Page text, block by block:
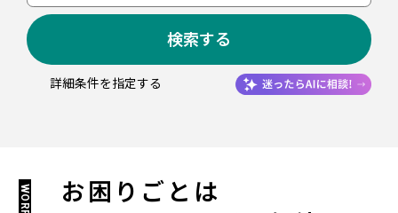
検索する
詳細条件を指定する
お困りごとは